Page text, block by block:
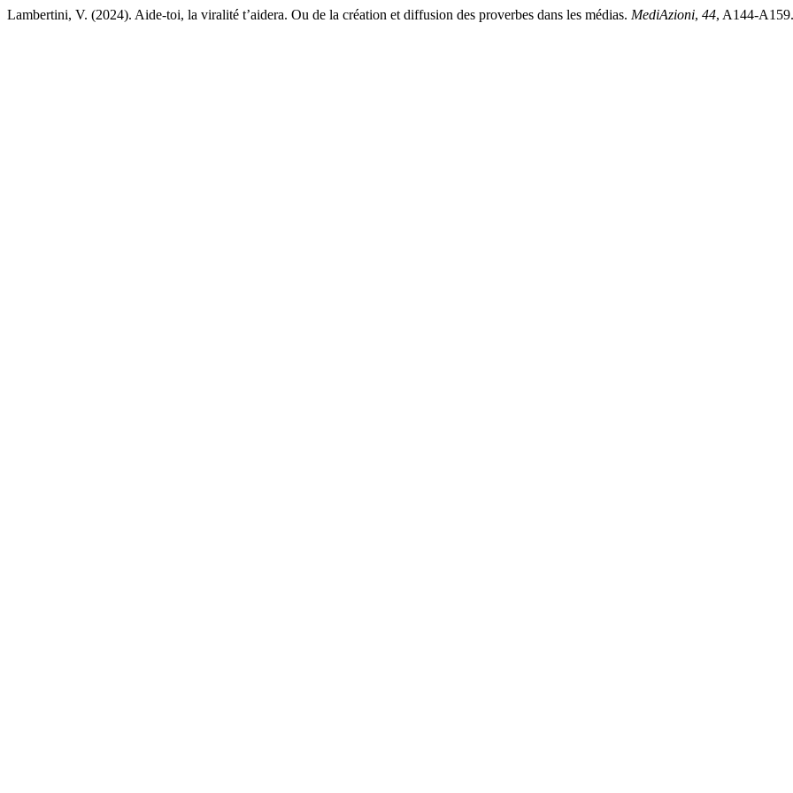
Lambertini, V. (2024). Aide-toi, la viralité t’aidera. Ou de la création et diffusion des proverbes dans les médias. MediAzioni, 44, A144-